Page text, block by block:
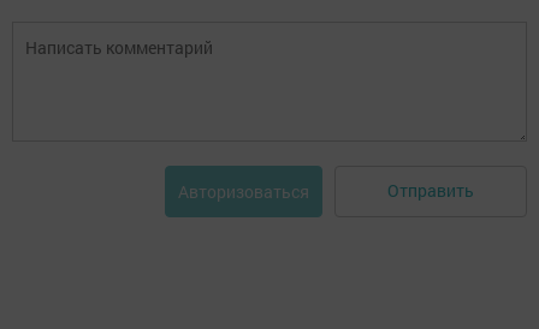
Авторизоваться Отправить